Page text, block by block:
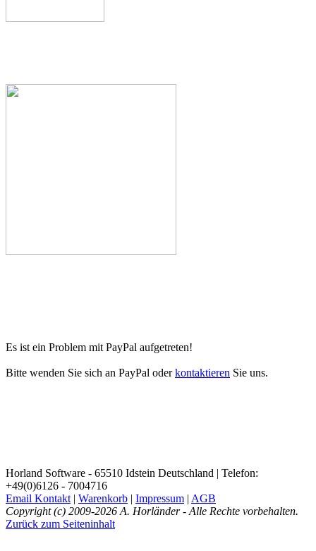
Es ist ein Problem mit PayPal aufgetreten!
Bitte wenden Sie sich an PayPal oderkontaktieren Sie uns.
Horland Software - 65510 Idstein Deutschland | Telefon:
+49(0)6126 - 7004716
Email Kontakt | Warenkorb | Impressum | AGB
Copyright (c) 2009-2026 A. Horländer - Alle Rechte vorbehalten.
Zurück zum Seiteninhalt